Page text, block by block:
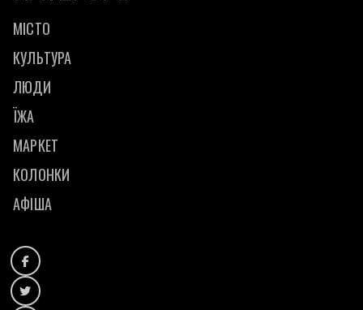
МІСТО
КУЛЬТУРА
ЛЮДИ
ЇЖА
МАРКЕТ
КОЛОНКИ
АФІША